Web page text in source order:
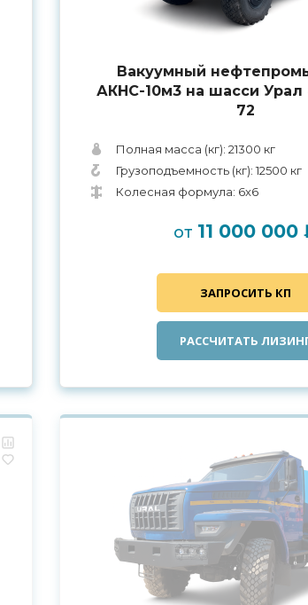
Вакуумный
АКНС-10м3 на шасси Урал
72
Полная масса (кг): 21300 кг
Грузоподъемность (кг): 12500 кг
Колесная формула: 6x6
от 11 000 000
ЗАПРОСИТЬ КП
РАССЧИТАТЬ